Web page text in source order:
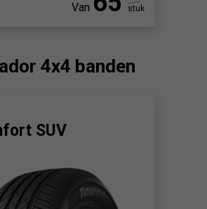
Van
stuk
4x4 banden
SUV